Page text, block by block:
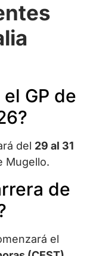
GP de
del 29 al 31
Mugello.
de
el